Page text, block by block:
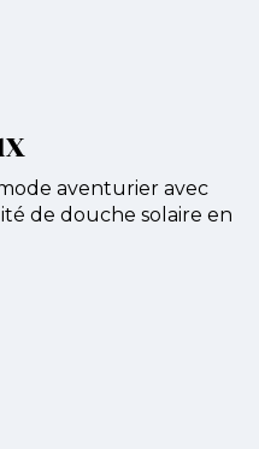
aventurier avec
de douche solaire en